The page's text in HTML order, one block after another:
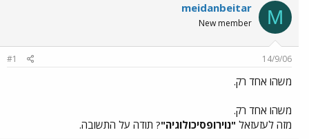
נ
ב
ת
M
meidanbeitar
New member
14/9/06
#1
משהו אחד רק.
משהו אחד רק.
מזה לעזעזאל "נוירופסיכולוגיה"? תודה על התשובה.